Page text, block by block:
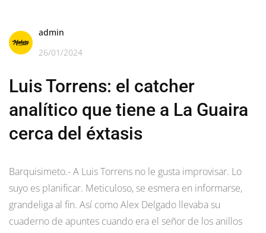
admin
26/01/2024
Luis Torrens: el catcher
analítico que tiene a La Guaira
cerca del éxtasis
Barquisimeto.- A Luis Torrens no le gusta improvisar. Lo
suyo es planificar. Meticuloso, se esmera en informarse,
grandeliga al fin. Así como Alex Delgado llevaba su
cuaderno de apuntes cuando era el señor de los anillos